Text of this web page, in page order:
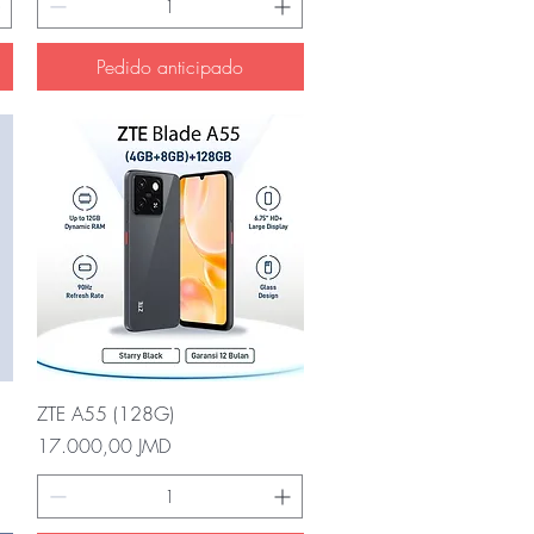
Pedido anticipado
Vista rápida
ZTE A55 (128G)
Precio
17.000,00 JMD